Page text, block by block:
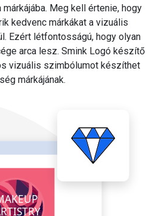
Meg kell értenie, hogy
kedvenc márkákat a vizuális
Ezért létfontosságú, hogy olyan
arca lesz. Smink Logó készítő
vizuális szimbólumot készíthet
márkájának.